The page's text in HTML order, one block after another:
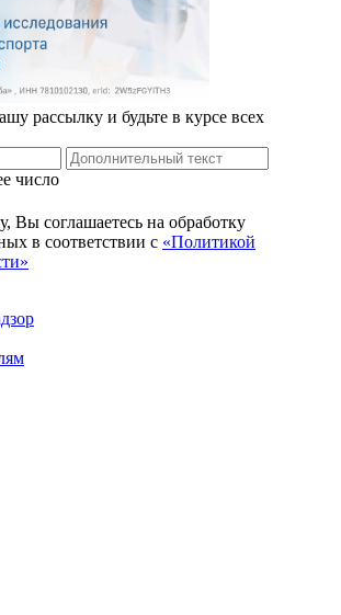
рассылку и будьте в курсе всех
число
Вы соглашаетесь на обработку
в соответствии с «Политикой